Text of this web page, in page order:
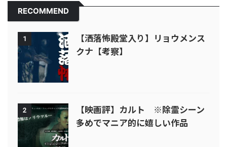
RECOMMEND
1
【洒落怖殿堂入り】リョウメンス
クナ【考察】
2
【映画評】カルト ※除霊シーン
多めでマニア的に嬉しい作品